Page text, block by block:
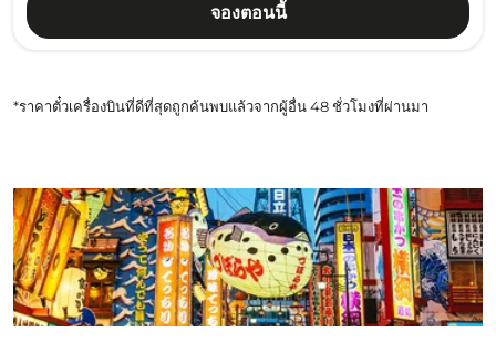
จองตอนนี้
*ราคาตั๋วเครื่องบินที่ดีที่สุดถูกค้นพบแล้วจากผู้อื่น 48 ชั่วโมงที่ผ่านมา